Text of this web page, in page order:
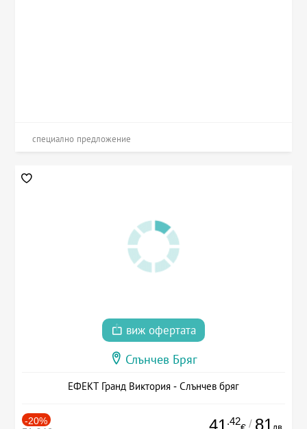
специално предложение
виж офертата
Слънчев Бряг
ЕФЕКТ Гранд Виктория - Слънчев бряг
-20% 41 .42 / 81